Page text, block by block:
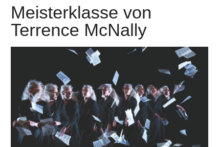
Meisterklasse von
Terrence McNally